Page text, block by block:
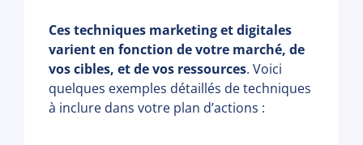
Ces techniques marketing et digitales
varient en fonction de votre marché, de
vos cibles, et de vos ressources. Voici
quelques exemples détaillés de techniques
à inclure dans votre plan d’actions :